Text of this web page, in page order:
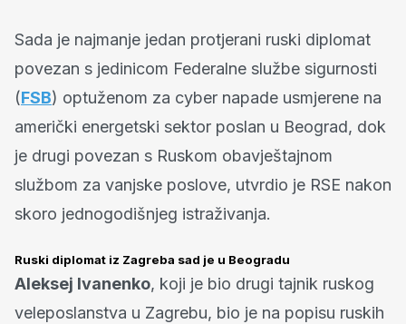
Sada je najmanje jedan protjerani ruski diplomat
povezan s jedinicom Federalne službe sigurnosti
(FSB) optuženom za cyber napade usmjerene na
američki energetski sektor poslan u Beograd, dok
je drugi povezan s Ruskom obavještajnom
službom za vanjske poslove, utvrdio je RSE nakon
skoro jednogodišnjeg istraživanja.
Ruski diplomat iz Zagreba sad je u Beogradu
Aleksej Ivanenko, koji je bio drugi tajnik ruskog
veleposlanstva u Zagrebu, bio je na popisu ruskih